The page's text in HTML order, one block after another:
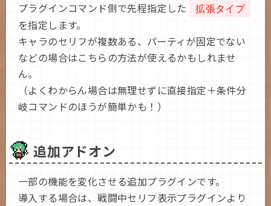
プラグインコマンド側で先程指定した 拡張タイプ
を指定します。
キャラのセリフが複数ある、パーティが固定でない
などの場合はこちらの方法が使えるかもしれませ
ん。
（よくわからん場合は無理せずに直接指定＋条件分
岐コマンドのほうが簡単かも！）
追加アドオン
一部の機能を変化させる追加プラグインです。
導入する場合は、戦闘中セリフ表示プラグインより